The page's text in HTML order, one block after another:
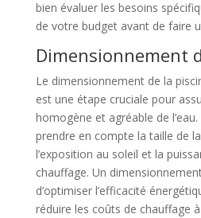
bien évaluer les besoins
de votre budget avant de faire
Dimensionnement
Le dimensionnement de la
est une étape cruciale pour
homogène et agréable de
prendre en compte la taille de
l’exposition au soleil et la
chauffage. Un
d’optimiser l’efficacité
réduire les coûts de chauffage